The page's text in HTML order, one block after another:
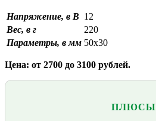
Напряжение, в В 12
Вес, в г
220
Параметры, в мм 50х30
Цена: от 2700 до 3100 рублей.
ПЛЮСЫ